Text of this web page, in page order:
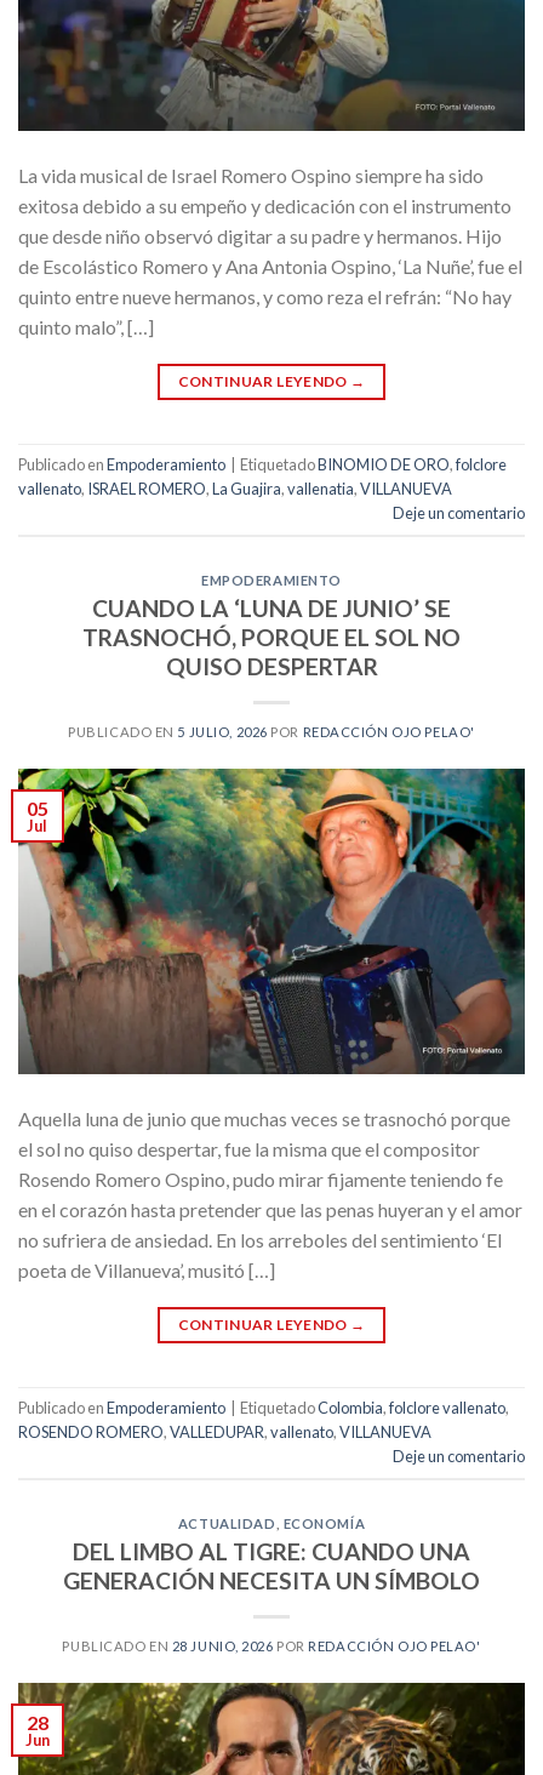
La vida musical de Israel Romero Ospino siempre ha sido
exitosa debido a su empeño y dedicación con el instrumento
que desde niño observó digitar a su padre y hermanos. Hijo
de Escolástico Romero y Ana Antonia Ospino, ‘La Nuñe’, fue el
quinto entre nueve hermanos, y como reza el refrán: “No hay
quinto malo”, […]
CONTINUAR LEYENDO →
Publicado enEmpoderamiento EtiquetadoBINOMIO DE ORO,folclore
vallenato, ISRAEL ROMERO,La Guajira,vallenatia,VILLANUEVA
Deje un comentario
EMPODERAMIENTO
CUANDO LA ‘LUNA DE JUNIO’ SE
TRASNOCHÓ, PORQUE EL SOL NO
QUISO DESPERTAR
PUBLICADO EN 5 JULIO, 2026 POR REDACCIÓN OJO PELAO'
05
Jul
Aquella luna de junio que muchas veces se trasnochó porque
el sol no quiso despertar, fue la misma que el compositor
Rosendo Romero Ospino, pudo mirar fijamente teniendo fe
en el corazón hasta pretender que las penas huyeran y el amor
no sufriera de ansiedad. En los arreboles del sentimiento ‘El
poeta de Villanueva’, musitó […]
CONTINUAR LEYENDO →
Publicado enEmpoderamiento EtiquetadoColombia,folclore vallenato,
ROSENDO ROMERO,VALLEDUPAR,vallenato,VILLANUEVA
Deje un comentario
ACTUALIDAD ECONOMÍA
DEL LIMBO AL TIGRE: CUANDO UNA
GENERACIÓN NECESITA UN SÍMBOLO
PUBLICADO EN 28 JUNIO, 2026 POR REDACCIÓN OJO PELAO'
28
Jun